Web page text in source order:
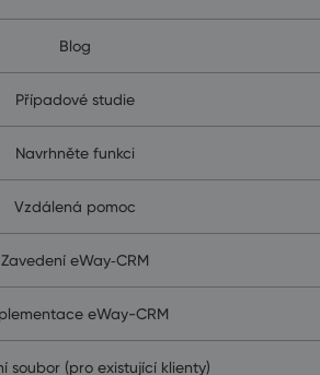
Blog
Případové studie
Navrhněte funkci
Vzdálená pomoc
Zavedení eWay‑CRM
eWay-CRM
soubor (pro existující klienty)